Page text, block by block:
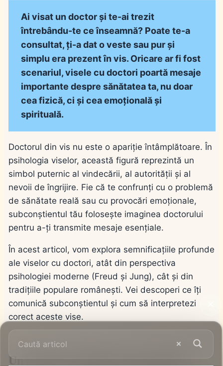
Ai visat un doctor și te-ai trezit
întrebându-te ce înseamnă? Poate te-a
consultat, ți-a dat o veste sau pur și
simplu era prezent în vis. Oricare ar fi fost
scenariul, visele cu doctori poartă mesaje
importante despre sănătatea ta, nu doar
cea fizică, ci și cea emoțională și
spirituală.
Doctorul din vis nu este o apariție întâmplătoare. În
psihologia viselor, această figură reprezintă un
simbol puternic al vindecării, al autorității și al
nevoii de îngrijire. Fie că te confrunți cu o problemă
de sănătate reală sau cu provocări emoționale,
subconștientul tău folosește imaginea doctorului
pentru a-ți transmite mesaje esențiale.
În acest articol, vom explora semnificațiile profunde
ale viselor cu doctori, atât din perspectiva
psihologiei moderne (Freud și Jung), cât și din
tradițiile populare românești. Vei descoperi ce îți
comunică subconștientul și cum să interpretezi
corect aceste vise.
Un unghi pe dinăuntru la un doctor